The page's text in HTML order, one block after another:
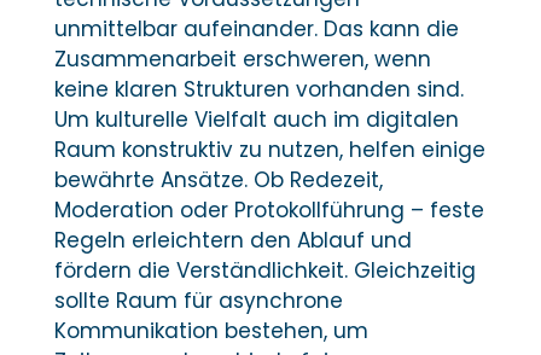
unmittelbar aufeinander. Das kann die
Zusammenarbeit erschweren, wenn
keine klaren Strukturen vorhanden sind.
Um kulturelle Vielfalt auch im digitalen
Raum konstruktiv zu nutzen, helfen einige
bewährte Ansätze. Ob Redezeit,
Moderation oder Protokollführung – feste
Regeln erleichtern den Ablauf und
fördern die Verständlichkeit. Gleichzeitig
sollte Raum für asynchrone
Kommunikation bestehen, um